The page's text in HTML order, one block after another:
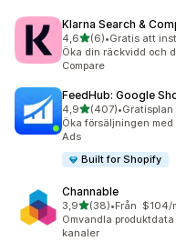
Klarna Search &
4,6av 5 stjärnor
(6)
6 recensioner totalt
•Gratis att
Öka din räckvidd och
Compare
FeedHub: Google
4,9av 5 stjärnor
(407)
407 recensioner totalt
•
Öka försäljningen
Ads
Built for Shopify
Channable
3,9av 5 stjärnor
(38)
38 recensioner totalt
•Från $104/
Omvandla
kanaler